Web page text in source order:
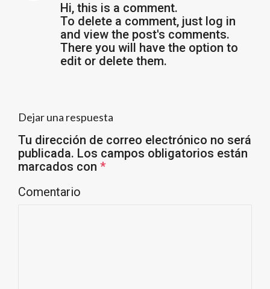
Hi, this is a comment.
To delete a comment, just log in
and view the post's comments.
There you will have the option to
edit or delete them.
Dejar una respuesta
Tu dirección de correo electrónico no será
publicada. Los campos obligatorios están
marcados con *
Comentario